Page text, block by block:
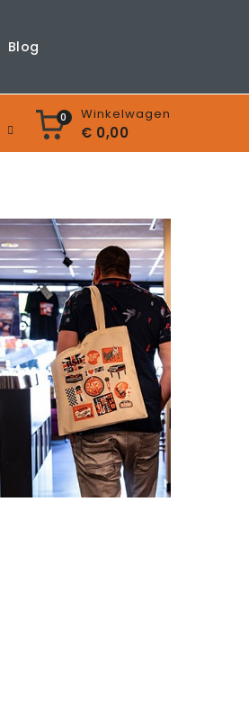
Blog
0 Winkelwagen
€ 0,00